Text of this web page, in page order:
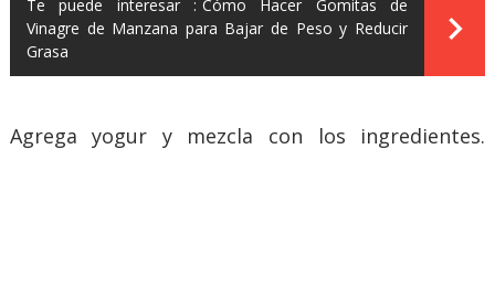
Te puede interesar : Cómo Hacer Gomitas de
Vinagre de Manzana para Bajar de Peso y Reducir
Grasa
Agrega yogur y mezcla con los ingredientes.